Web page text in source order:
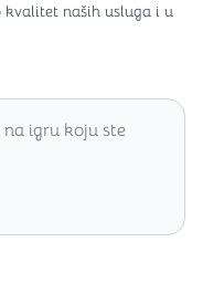
kvalitet naših usluga i u
igru koju ste